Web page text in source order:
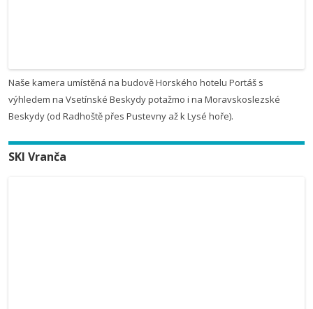
Naše kamera umístěná na budově Horského hotelu Portáš s
výhledem na Vsetínské Beskydy potažmo i na Moravskoslezské
Beskydy (od Radhoště přes Pustevny až k Lysé hoře).
SKI Vranča